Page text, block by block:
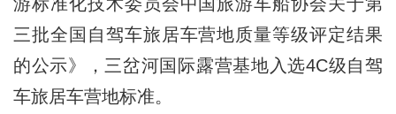
三批全国自驾车旅居车营地质量等级评定结果
的公示》，三岔河国际露营基地入选4C级自驾
车旅居车营地标准。